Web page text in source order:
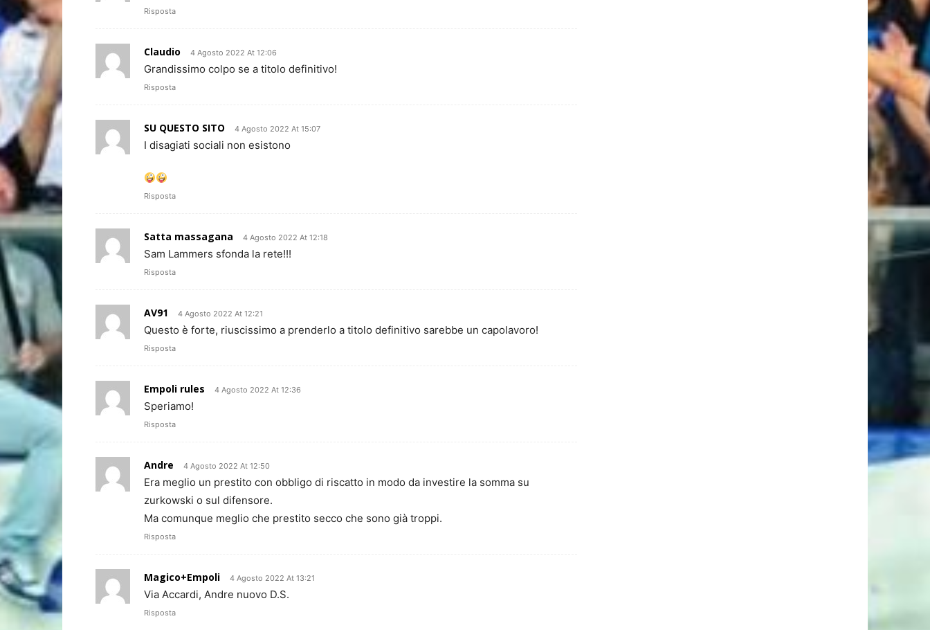
Risposta
Claudio 4 Agosto 2022 At 12:06
Grandissimo colpo se a titolo definitivo!
Risposta
SU QUESTO SITO 4 Agosto 2022 At 15:07
I disagiati sociali non esistono
Risposta
Satta massagana 4 Agosto 2022 At 12:18
Sam Lammers sfonda la rete!!!
Risposta
AV91 4 Agosto 2022 At 12:21
Questo è forte, riuscissimo a prenderlo a titolo definitivo sarebbe un capolavoro!
Risposta
Empoli rules 4 Agosto 2022 At 12:36
Speriamo!
Risposta
Andre 4 Agosto 2022 At 12:50
Era meglio un prestito con obbligo di riscatto in modo da investire la somma su
zurkowski o sul difensore.
Ma comunque meglio che prestito secco che sono già troppi.
Risposta
Magico+Empoli 4 Agosto 2022 At 13:21
Via Accardi, Andre nuovo D.S.
Risposta